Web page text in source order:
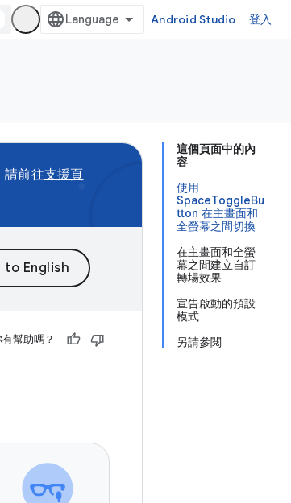
Android Studio 登入
這個頁面中的內
容
使用
SpaceToggleBu
tton 在主畫面和
全螢幕之間切換
在主畫面和全螢
幕之間建立自訂
轉場效果
宣告啟動的預設
模式
另請參閱
請前往支援頁
幫助嗎？